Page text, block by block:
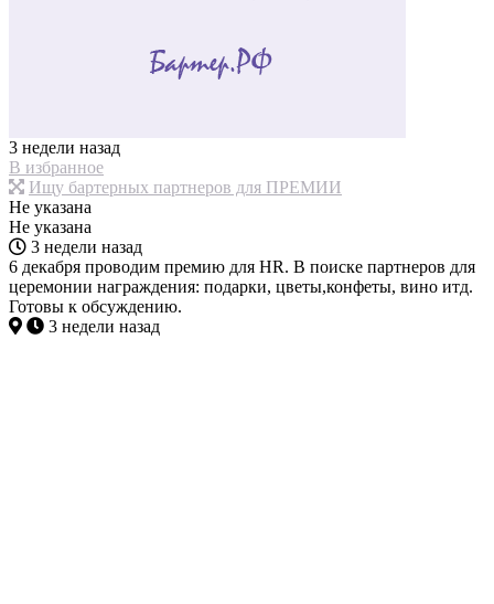
3 недели назад
В избранное
Ищу бартерных партнеров для ПРЕМИИ
Не указана
Не указана
3 недели назад
6 декабря проводим премию для HR. В поиске партнеров для
церемонии награждения: подарки, цветы,конфеты, вино итд.
Готовы к обсуждению.
3 недели назад